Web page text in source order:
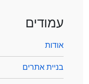
עמודים
אודות
בניית אתרים